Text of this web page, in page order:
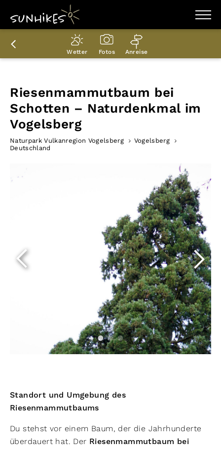
WANDERZIELE
WANDERUNGEN
ENTDECKEN
PLANER
Wetter Fotos Anreise
Riesenmammutbaum bei
Schotten – Naturdenkmal im
Vogelsberg
Naturpark Vulkanregion Vogelsberg
Vogelsberg
Deutschland
Standort und Umgebung des
Riesenmammutbaums
Du stehst vor einem Baum, der die Jahrhunderte
überdauert hat. Der Riesenmammutbaum bei